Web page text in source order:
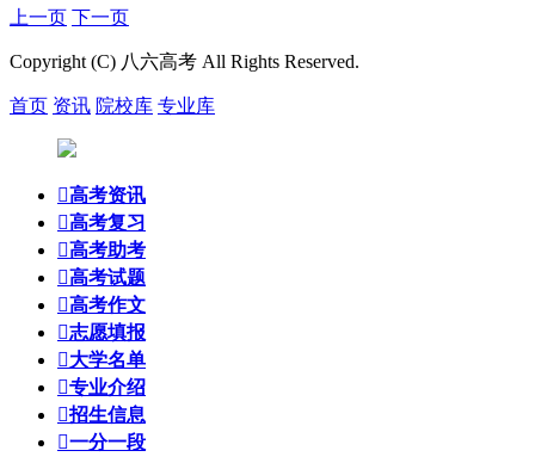
上一页 下一页
Copyright (C) 八六高考 All Rights Reserved.
首页 资讯 院校库 专业库
高考资讯
高考复习
高考助考
高考试题
高考作文
志愿填报
大学名单
专业介绍
招生信息
一分一段